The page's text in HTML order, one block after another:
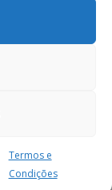
Termos e
Condições